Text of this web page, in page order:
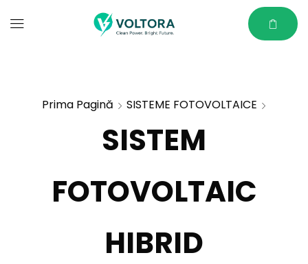
Prima Pagină SISTEME FOTOVOLTAICE
SISTEM
FOTOVOLTAIC
HIBRID